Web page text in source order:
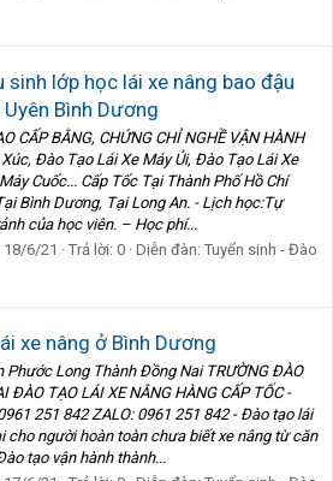
sinh lớp học lái xe nâng bao đậu
Bình Dương
CẤP BẰNG, CHỨNG CHỈ NGHỀ VẬN HÀNH
Đào Tạo Lái Xe Máy Ủi, Đào Tạo Lái Xe
Cuốc... Cấp Tốc Tại Thành Phố Hồ Chí
Bình Dương, Tại Long An. - Lịch học:Tự
của học viên. – Học phí...
18/6/21 Trả lời: 0 Diễn đàn: Tuyển sinh - Đào
xe nâng ở Bình Dương
Phước Long Thành Đồng Nai TRƯỜNG ĐÀO
ĐÀO TẠO LÁI XE NÂNG HÀNG CẤP TỐC -
251 842 ZALO: 0961 251 842 - Đào tạo lái
cho người hoàn toàn chưa biết xe nâng từ căn
tạo vận hành thành...